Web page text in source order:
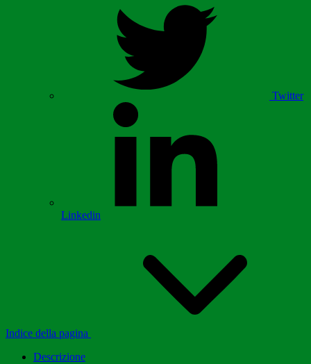
Twitter
Linkedin
Indice della pagina
Descrizione